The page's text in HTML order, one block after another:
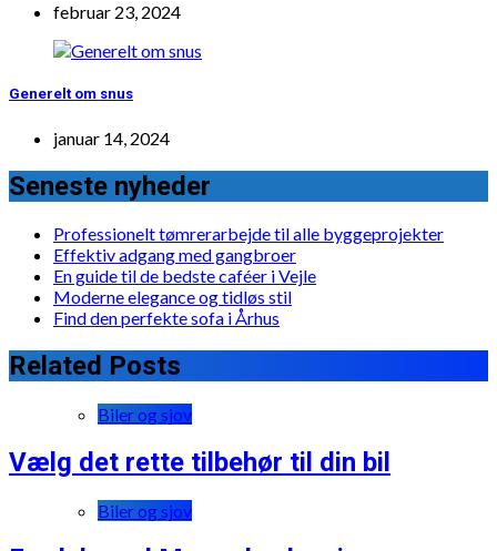
februar 23, 2024
Generelt om snus
januar 14, 2024
Seneste nyheder
Professionelt tømrerarbejde til alle byggeprojekter
Effektiv adgang med gangbroer
En guide til de bedste caféer i Vejle
Moderne elegance og tidløs stil
Find den perfekte sofa i Århus
Related Posts
Biler og sjov
Vælg det rette tilbehør til din bil
Biler og sjov